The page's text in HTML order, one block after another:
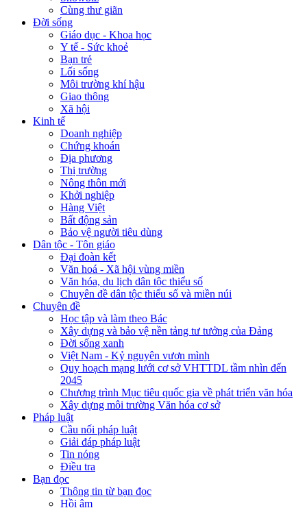
Cùng thư giãn
Đời sống
Giáo dục - Khoa học
Y tế - Sức khoẻ
Bạn trẻ
Lối sống
Môi trường khí hậu
Giao thông
Xã hội
Kinh tế
Doanh nghiệp
Chứng khoán
Địa phương
Thị trường
Nông thôn mới
Khởi nghiệp
Hàng Việt
Bất động sản
Bảo vệ người tiêu dùng
Dân tộc - Tôn giáo
Đại đoàn kết
Văn hoá - Xã hội vùng miền
Văn hóa, du lịch dân tộc thiểu số
Chuyên đề dân tộc thiểu số và miền núi
Chuyên đề
Học tập và làm theo Bác
Xây dựng và bảo vệ nền tảng tư tưởng của Đảng
Đời sống xanh
Việt Nam - Kỷ nguyên vươn mình
Quy hoạch mạng lưới cơ sở VHTTDL tầm nhìn đến
2045
Chương trình Mục tiêu quốc gia về phát triển văn hóa
Xây dựng môi trường Văn hóa cơ sở
Pháp luật
Cầu nối pháp luật
Giải đáp pháp luật
Tin nóng
Điều tra
Bạn đọc
Thông tin từ bạn đọc
Hồi âm